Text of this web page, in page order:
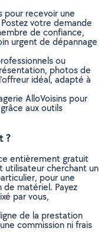
pour recevoir une
votre demande
de confiance,
urgent de dépannage
ou
photos de
idéal, adapté à
AlloVoisins pour
aux outils
?
entièrement gratuit
utilisateur cherchant un
pour une
matériel. Payez
par vous,
de la prestation
commission ni frais